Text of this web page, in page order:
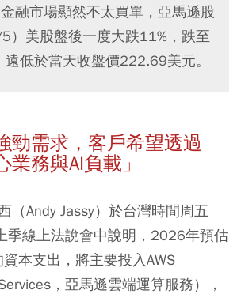
融市場顯然不太買單，亞馬遜股
）美股盤後一度大跌11%，跌至
低於當天收盤價222.69美元。
勁需求，客戶希望透過
業務與AI負載」
（Andy Jassy）於台灣時間周五
季線上法說會中說明，2026年預估
本支出，將主要投入AWS
，亞馬遜雲端運算服務），